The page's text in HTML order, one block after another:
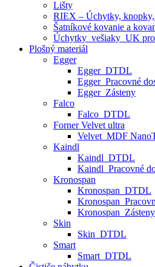
Lišty
RIEX – Úchytky,
Šatníkové kovanie a
Úchytky_vešiaky_UK
Plošný materiál
Egger
Egger_DTDL
Egger_Pracovné
Egger_Zásteny
Falco
Falco_DTDL
Forner Velvet ultra
Velvet_MDF
Kaindl
Kaindl_DTDL
Kaindl_Pracovné
Kronospan
Kronospan_DTDL
Kronospan_Zásteny
Skin
Skin_DTDL
Smart
Smart_DTDL